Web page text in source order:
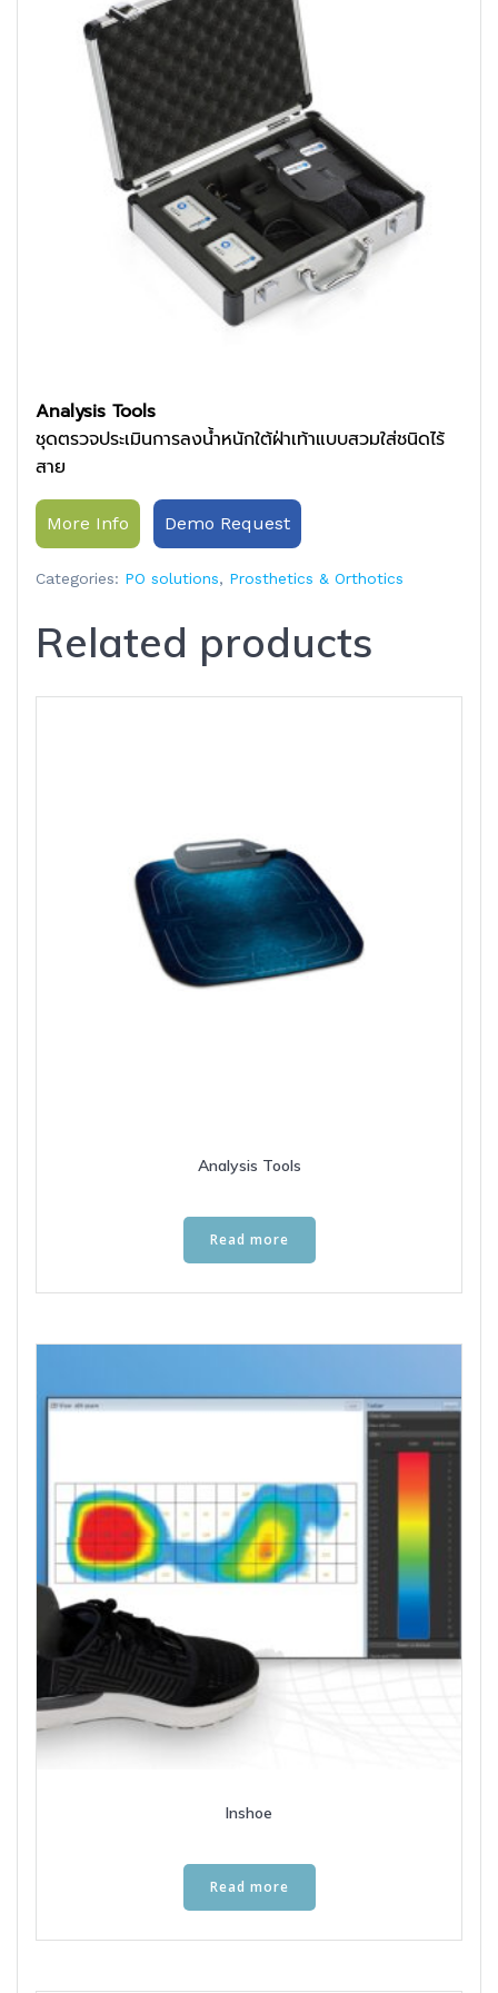
Analysis Tools
ชุดตรวจประเมินการลงน้ำหนักใต้ฝ่าเท้าแบบสวมใส่ชนิดไร้
สาย
More Info Demo Request
Categories: PO solutions, Prosthetics & Orthotics
Related products
Analysis Tools
Read more
Inshoe
Read more